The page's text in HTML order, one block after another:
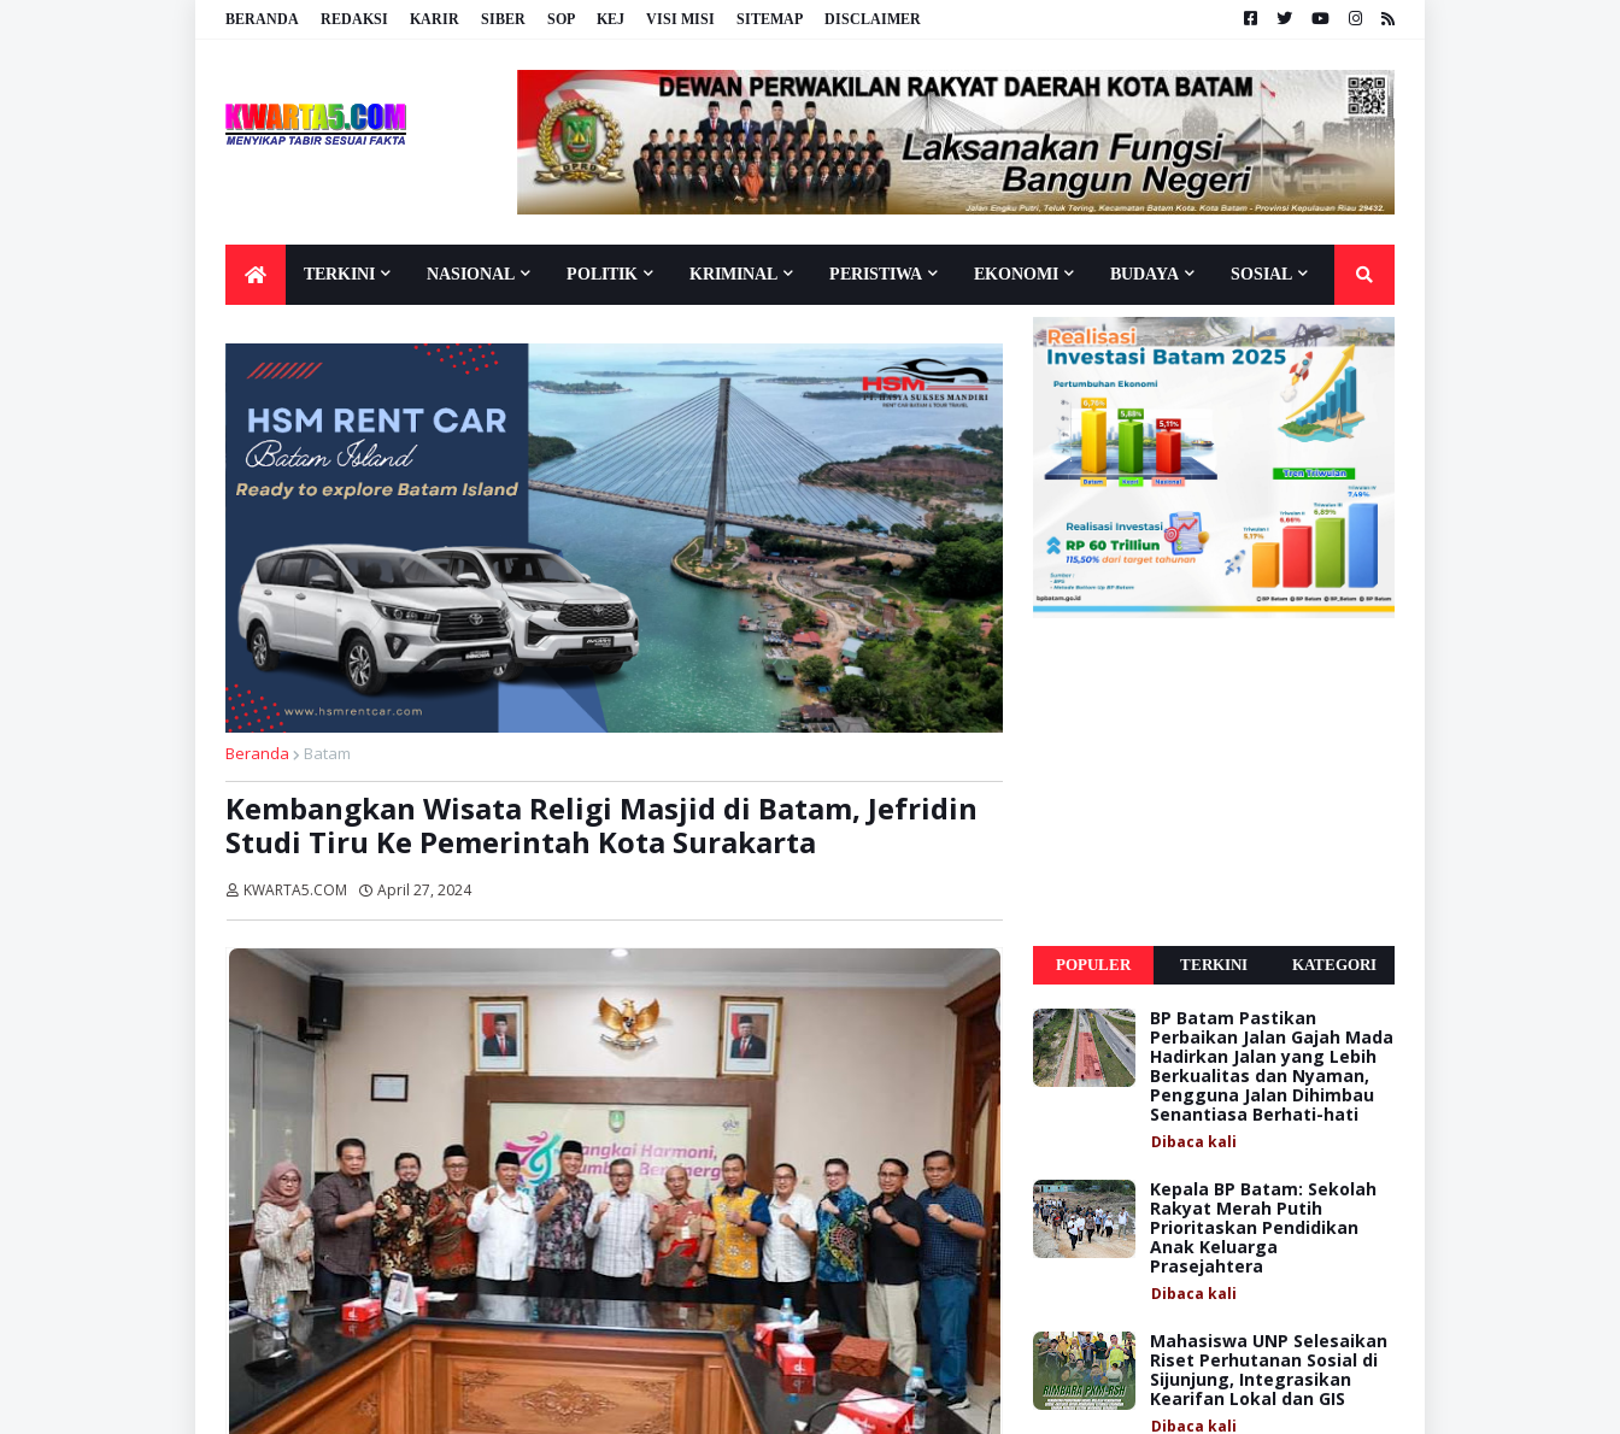
BERANDA REDAKSI KARIR SIBER SOP KEJ VISI MISI SITEMAP DISCLAIMER
TERKINI NASIONAL POLITIK KRIMINAL PERISTIWA EKONOMI BUDAYA SOSIAL
Beranda Batam
Kembangkan Wisata Religi Masjid di Batam, Jefridin
Studi Tiru Ke Pemerintah Kota Surakarta
KWARTA5.COM April 27, 2024
POPULER TERKINI KATEGORI
BP Batam Pastikan
Perbaikan Jalan Gajah Mada
Hadirkan Jalan yang Lebih
Berkualitas dan Nyaman,
Pengguna Jalan Dihimbau
Senantiasa Berhati-hati
Dibaca kali
Kepala BP Batam: Sekolah
Rakyat Merah Putih
Prioritaskan Pendidikan
Anak Keluarga
Prasejahtera
Dibaca kali
Mahasiswa UNP Selesaikan
Riset Perhutanan Sosial di
Sijunjung, Integrasikan
Kearifan Lokal dan GIS
Dibaca kali